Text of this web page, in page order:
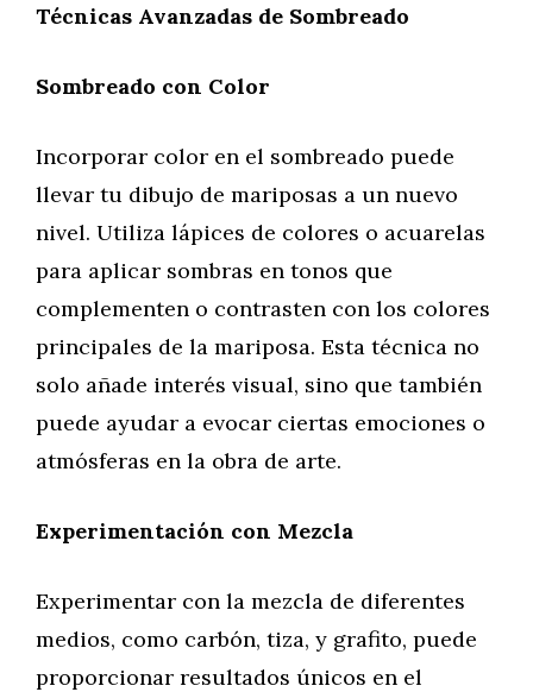
Técnicas Avanzadas de Sombreado
Sombreado con Color
Incorporar color en el sombreado puede
llevar tu dibujo de mariposas a un nuevo
nivel. Utiliza lápices de colores o acuarelas
para aplicar sombras en tonos que
complementen o contrasten con los colores
principales de la mariposa. Esta técnica no
solo añade interés visual, sino que también
puede ayudar a evocar ciertas emociones o
atmósferas en la obra de arte.
Experimentación con Mezcla
Experimentar con la mezcla de diferentes
medios, como carbón, tiza, y grafito, puede
proporcionar resultados únicos en el